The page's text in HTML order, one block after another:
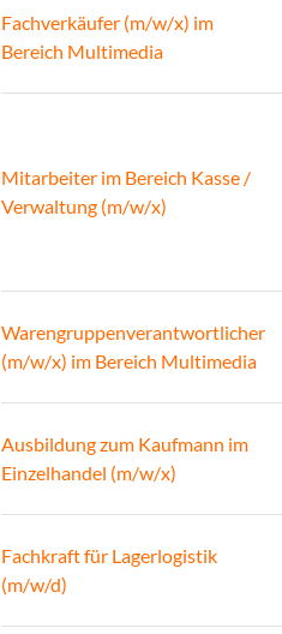
Fachverkäufer (m/w/x) im
Bereich Multimedia
Mitarbeiter im Bereich Kasse /
Verwaltung (m/w/x)
Warengruppenverantwortlicher
(m/w/x) im Bereich Multimedia
Ausbildung zum Kaufmann im
Einzelhandel (m/w/x)
Fachkraft für Lagerlogistik
(m/w/d)